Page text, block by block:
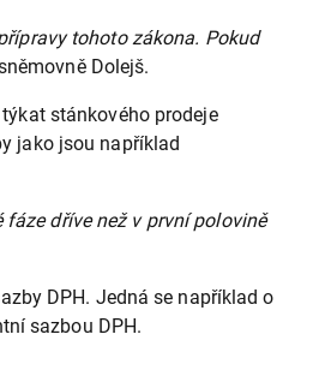
tohoto zákona. Pokud
Dolejš.
stánkového prodeje
jako jsou například
dříve než v první polovině
DPH. Jedná se například o
sazbou DPH.